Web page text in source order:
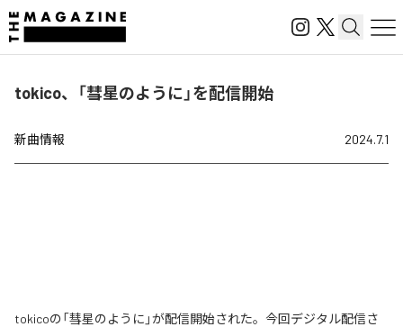
tokico、「彗星のように」を配信開始
新曲情報 2024.7.1
tokicoの「彗星のように」が配信開始された。今回デジタル配信さ